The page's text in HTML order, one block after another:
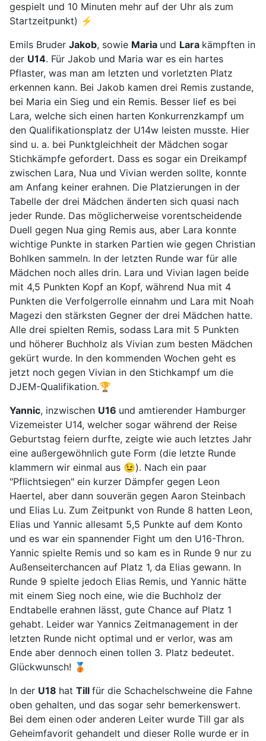
gespielt und 10 Minuten mehr auf der Uhr als zum
Startzeitpunkt) ⚡
Emils Bruder Jakob, sowie Maria und Lara kämpften in
der U14. Für Jakob und Maria war es ein hartes
Pflaster, was man am letzten und vorletzten Platz
erkennen kann. Bei Jakob kamen drei Remis zustande,
bei Maria ein Sieg und ein Remis. Besser lief es bei
Lara, welche sich einen harten Konkurrenzkampf um
den Qualifikationsplatz der U14w leisten musste. Hier
sind u. a. bei Punktgleichheit der Mädchen sogar
Stichkämpfe gefordert. Dass es sogar ein Dreikampf
zwischen Lara, Nua und Vivian werden sollte, konnte
am Anfang keiner erahnen. Die Platzierungen in der
Tabelle der drei Mädchen änderten sich quasi nach
jeder Runde. Das möglicherweise vorentscheidende
Duell gegen Nua ging Remis aus, aber Lara konnte
wichtige Punkte in starken Partien wie gegen Christian
Bohlken sammeln. In der letzten Runde war für alle
Mädchen noch alles drin. Lara und Vivian lagen beide
mit 4,5 Punkten Kopf an Kopf, während Nua mit 4
Punkten die Verfolgerrolle einnahm und Lara mit Noah
Magezi den stärksten Gegner der drei Mädchen hatte.
Alle drei spielten Remis, sodass Lara mit 5 Punkten
und höherer Buchholz als Vivian zum besten Mädchen
gekürt wurde. In den kommenden Wochen geht es
jetzt noch gegen Vivian in den Stichkampf um die
DJEM-Qualifikation.🏆
Yannic, inzwischen U16 und amtierender Hamburger
Vizemeister U14, welcher sogar während der Reise
Geburtstag feiern durfte, zeigte wie auch letztes Jahr
eine außergewöhnlich gute Form (die letzte Runde
klammern wir einmal aus 😉). Nach ein paar
"Pflichtsiegen" ein kurzer Dämpfer gegen Leon
Haertel, aber dann souverän gegen Aaron Steinbach
und Elias Lu. Zum Zeitpunkt von Runde 8 hatten Leon,
Elias und Yannic allesamt 5,5 Punkte auf dem Konto
und es war ein spannender Fight um den U16-Thron.
Yannic spielte Remis und so kam es in Runde 9 nur zu
Außenseiterchancen auf Platz 1, da Elias gewann. In
Runde 9 spielte jedoch Elias Remis, und Yannic hätte
mit einem Sieg noch eine, wie die Buchholz der
Endtabelle erahnen lässt, gute Chance auf Platz 1
gehabt. Leider war Yannics Zeitmanagement in der
letzten Runde nicht optimal und er verlor, was am
Ende aber dennoch einen tollen 3. Platz bedeutet.
Glückwunsch! 🥉
In der U18 hat Till für die Schachelschweine die Fahne
oben gehalten, und das sogar sehr bemerkenswert.
Bei dem einen oder anderen Leiter wurde Till gar als
Geheimfavorit gehandelt und dieser Rolle wurde er in